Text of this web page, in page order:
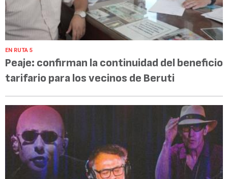
EN RUTA 5
Peaje: confirman la continuidad del beneficio
tarifario para los vecinos de Beruti